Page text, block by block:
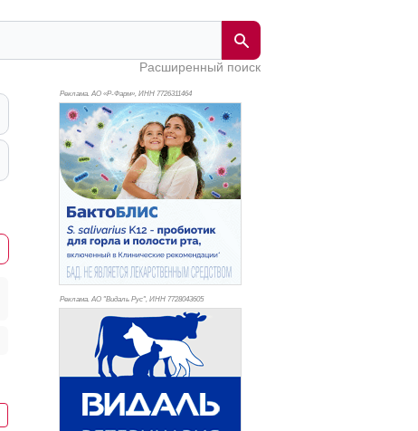
Расширенный поиск
Реклама. АО «Р-Фарм», ИНН 7726311464
Реклама. АО "Видаль Рус", ИНН 7728043605